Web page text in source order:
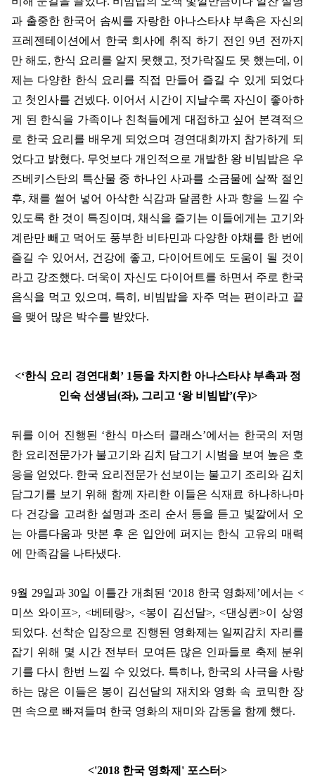
과 출중한 한국어 솜씨를 자랑한 아나스타샤 부촉은 자신의
프레젠테이션에서 한국 회사에 취직 하기 전인9년 전까지
만 해도, 한식 요리를 알지 못했고, 젓가락질도 못 했는데 , 이
제는 다양한 한식 요리를 직접 만들어 즐길 수 있게 되었다
고 첫인사를 건넸다. 이어서 시간이 지날수록 자신이 좋아하
게 된 한식을 가족이나 친척들에게 대접하고 싶어 본격적으
로 한국 요리를 배우게 되었으며 경연대회까지 참가하게 되
었다고 밝혔다. 무엇보다 개인적으로 개발한 왕 비빔밥은 우
즈베키스탄의 특산물 중 하나인 사과를 소금물에 살짝 절인
후, 채를 썰어 넣어 아삭한 식감과 달콤한 사과 향을 느낄 수
있도록 한 것이 특징이며 , 채식을 즐기는 이들에게는 고기와
계란만 빼고 먹어도 풍부한 비타민과 다양한 야채를 한 번에
즐길 수 있어서 , 건강에 좋고, 다이어트에도 도움이 될 것이
라고 강조했다. 더욱이 자신도 다이어트를 하면서 주로 한국
음식을 먹고 있으며 , 특히 , 비빔밥을 자주 먹는 편이라고 끝
을 맺어 많은 박수를 받았다.
<‘한식 요리 경연대회 ’ 1등을 차지한 아나스타샤 부촉과 정
인숙 선생님(좌), 그리고 ‘왕 비빔밥’(우)>
뒤를 이어 진행된 ‘한식 마스터 클래스’에서는 한국의 저명
한 요리전문가가 불고기와 김치 담그기 시범을 보여 높은 호
응을 얻었다. 한국 요리전문가 선보이는 불고기 조리와 김치
담그기를 보기 위해 함께 자리한 이들은 식재료 하나하나마
다 건강을 고려한 설명과 조리 순서 등을 듣고 빛깔에서 오
는 아름다움과 맛본 후 온 입안에 퍼지는 한식 고유의 매력
에 만족감을 나타냈다.
9월 29일과30일 이틀간 개최된 ‘2018 한국 영화제 ’에서는 <
미쓰 와이프>, <베테랑>, <봉이 김선달>, <댄싱퀸 >이 상영
되었다. 선착순 입장으로 진행된 영화제는 일찌감치 자리를
잡기 위해 몇 시간 전부터 모여든 많은 인파들로 축제 분위
기를 다시 한번 느낄 수 있었다. 특히나, 한국의 사극을 사랑
하는 많은 이들은 봉이 김선달의 재치와 영화 속 코믹한 장
면 속으로 빠져들며 한국 영화의 재미와 감동을 함께 했다.
<'2018 한국 영화제 ' 포스터>